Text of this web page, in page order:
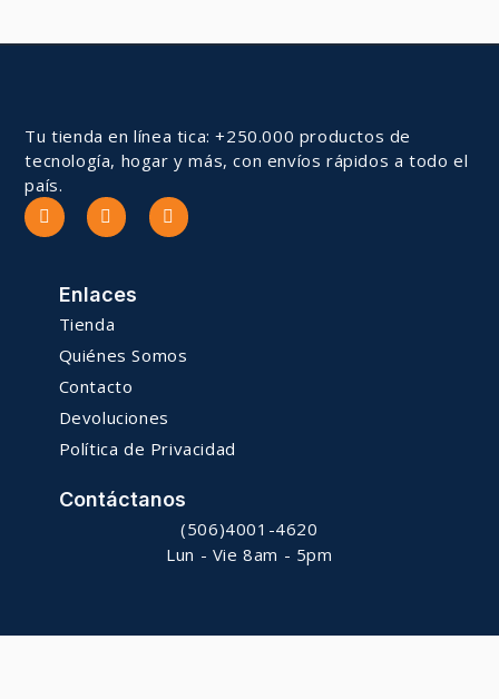
Tu tienda en línea tica: +250.000 productos de
tecnología, hogar y más, con envíos rápidos a todo el
país.
Enlaces
Tienda
Quiénes Somos
Contacto
Devoluciones
Política de Privacidad
Contáctanos
(506)4001-4620
Lun - Vie 8am - 5pm